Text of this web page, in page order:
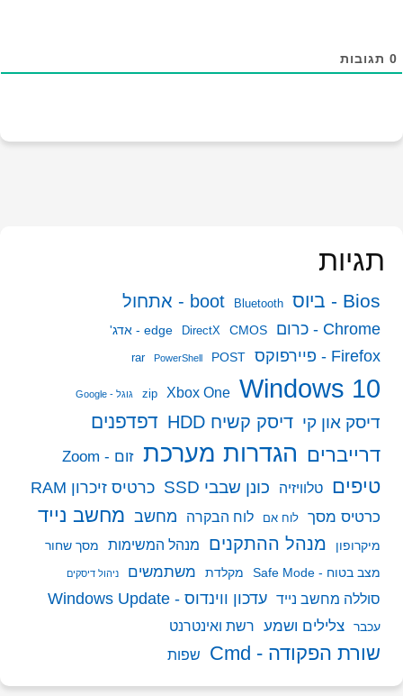
0 תגובות
תגיות
Bios - ביוס Bluetooth boot - אתחול
Chrome - כרום CMOS
DirectX edge - אדג'
Firefox - פיירפוקס POST
PowerShell
rar
Windows 10
Xbox One
zip גוגל - Google
דיסק און קי דיסק קשיח HDD דפדפנים
דרייברים הגדרות מערכת זום - Zoom
טיפים טלוויזיה כונן שבבי SSD כרטיס זיכרון RAM
כרטיס מסך לוח אם לוח הבקרה מחשב מחשב נייד
מיקרופון מנהל ההתקנים מנהל המשימות
מסך שחור
מצב בטוח - Safe Mode
מקלדת משתמשים ניהול דיסקים
סוללה מחשב נייד עדכון ווינדוס - Windows Update
עכבר צלילים ושמע רשת ואינטרנט
שורת הפקודה - Cmd שפות